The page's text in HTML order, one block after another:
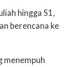
hingga S1,
berencana ke
menempuh